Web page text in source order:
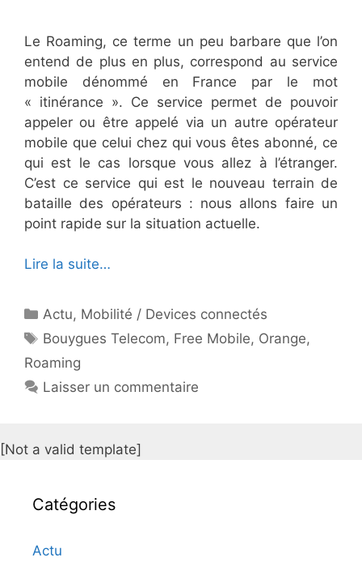
Le Roaming, ce terme un peu barbare que l’on
entend de plus en plus, correspond au service
mobile dénommé en France par le mot
« itinérance ». Ce service permet de pouvoir
appeler ou être appelé via un autre opérateur
mobile que celui chez qui vous êtes abonné, ce
qui est le cas lorsque vous allez à l’étranger.
C’est ce service qui est le nouveau terrain de
bataille des opérateurs : nous allons faire un
point rapide sur la situation actuelle.
Lire la suite…
Catégories
Actu, Mobilité / Devices connectés
Étiquettes
Bouygues Telecom, Free Mobile, Orange,
Roaming
Laisser un commentaire
[Not a valid template]
Catégories
Actu